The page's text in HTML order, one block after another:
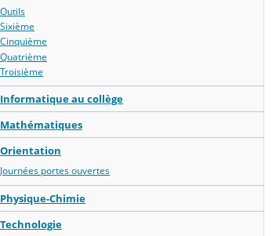
Outils
Sixième
Cinquième
Quatrième
Troisième
Informatique au collège
Mathématiques
Orientation
Journées portes ouvertes
Physique-Chimie
Technologie